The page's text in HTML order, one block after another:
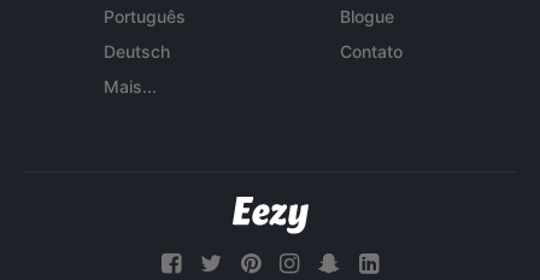
Português
Deutsch
Mais...
Blogue
Contato